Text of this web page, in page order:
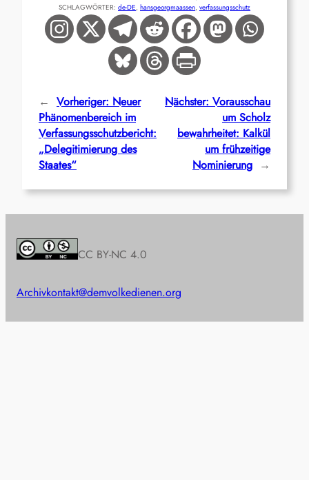
SCHLAGWÖRTER: de-DE, hansgeorgmaassen, verfassungsschutz
← Vorheriger: Neuer
Phänomenbereich im
Verfassungsschutzbericht:
„Delegitimierung des
Staates“
Nächster: Vorausschau
um Scholz
bewahrheitet: Kalkül
um frühzeitige
Nominierung →
CC BY-NC 4.0
Archivkontakt@demvolkedienen.org